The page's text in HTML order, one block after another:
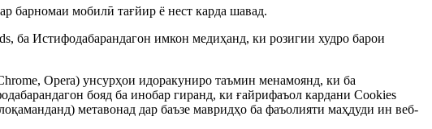
барномаи мобилӣ тағйир ё нест карда шавад.
ба Истифодабарандагон имкон медиҳанд, ки розигии худро барои
Opera) унсурҳои идоракуниро таъмин менамоянд, ки ба
бояд ба инобар гиранд, ки ғайрифаъол кардани Cookies
метавонад дар баъзе мавридҳо ба фаъолияти маҳдуди ин веб-